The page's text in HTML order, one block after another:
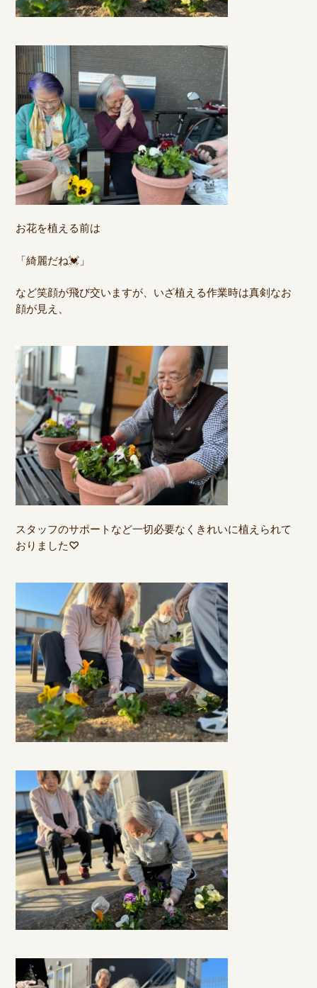
お花を植える前は
「綺麗だね💓」
など笑顔が飛び交いますが、いざ植える作業時は真剣なお
顔が見え、
スタッフのサポートなど一切必要なくきれいに植えられて
おりました♡